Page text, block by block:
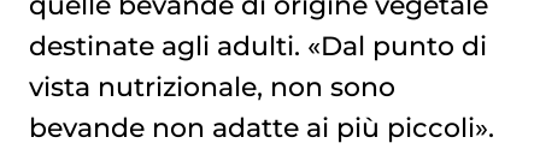
destinate agli adulti. «Dal punto di
vista nutrizionale, non sono
bevande non adatte ai più piccoli».